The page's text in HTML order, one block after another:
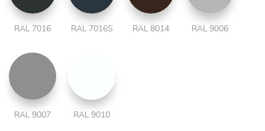
RAL 7016 RAL 7016S RAL 8014 RAL 9006
RAL 9007 RAL 9010